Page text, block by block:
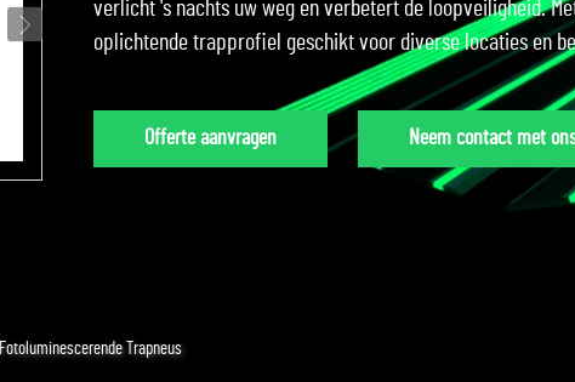
verlicht 's nachts uw weg en verbetert de loopveiligheid.
oplichtende trapprofiel geschikt voor diverse locaties en
Offerte aanvragen Neem contact met
Fotoluminescerende Trapneus